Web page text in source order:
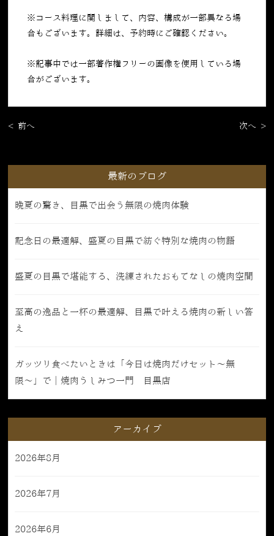
※コース料理に関しまして、内容、構成が一部異なる場
合もございます。詳細は、予約時にご確認ください。
※記事中では一部著作権フリーの画像を使用している場
合がございます。
< 前へ 次へ >
最新のブログ
晩夏の驚き、目黒で出会う無限の焼肉体験
記念日の最適解、盛夏の目黒で紡ぐ特別な焼肉の物語
盛夏の目黒で堪能する、洗練されたおもてなしの焼肉空間
至高の逸品と一杯の最適解、目黒で叶える焼肉の新しい答
え
ガッツリ食べたいときは「今日は焼肉だけセット〜無
限〜」で｜焼肉うしみつ一門 目黒店
アーカイブ
2026年8月
2026年7月
2026年6月